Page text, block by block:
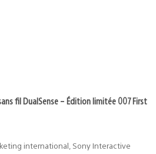
fil DualSense – Édition limitée 007 First
international, Sony Interactive